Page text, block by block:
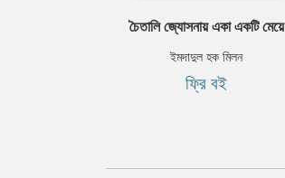
চৈতালি জ্যোসনায় একা একটি মেয়ে
ইমদাদুল হক মিলন
ফ্রি বই